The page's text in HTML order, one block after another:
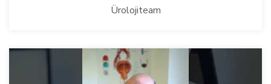
Ürolojiteam